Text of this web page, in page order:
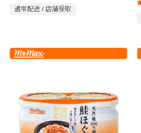
通常配送 / 店舗受取